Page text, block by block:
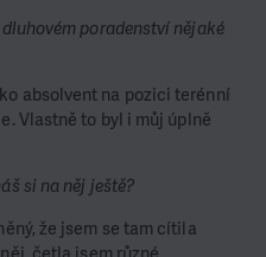
poradenství nějaké
absolvent na pozici terénní
Vlastně to byl i můj úplně
si na něj ještě?
že jsem se tam cítila